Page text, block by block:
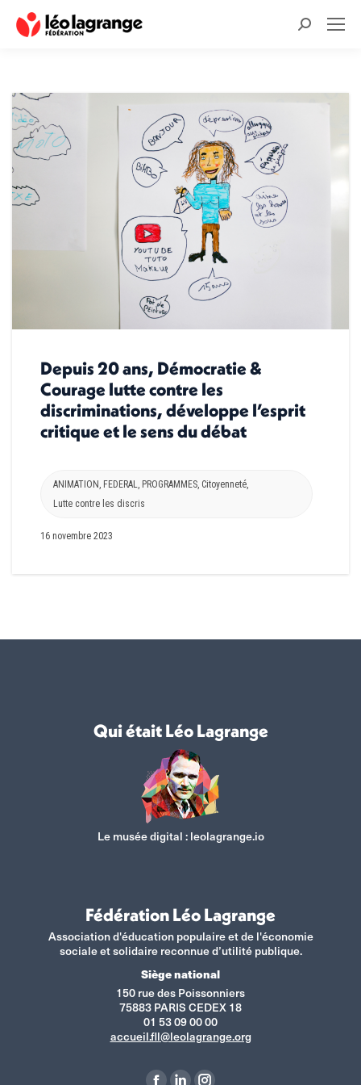
Recherche
Depuis 20 ans, Démocratie &
Courage lutte contre les
discriminations, développe l’esprit
critique et le sens du débat
ANIMATION, FEDERAL, PROGRAMMES, Citoyenneté,
Lutte contre les discris
16 novembre 2023
Qui était Léo Lagrange
Le musée digital :leolagrange.io
Fédération Léo Lagrange
Association d'éducation populaire et de l'économie
sociale et solidaire reconnue d’utilité publique.
Siège national
150 rue des Poissonniers
75883 PARIS CEDEX 18
01 53 09 00 00
accueil.fll@leolagrange.org